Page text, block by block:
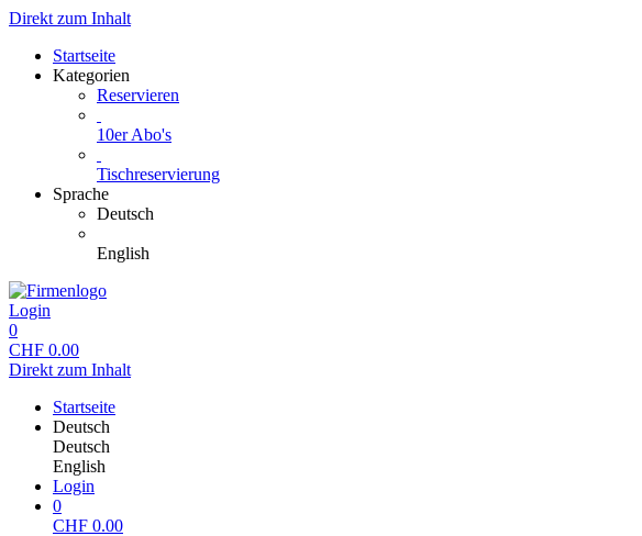
Direkt zum Inhalt
Startseite
Kategorien
Reservieren
10er Abo's
Tischreservierung
Sprache
Deutsch
English
Login
0
CHF 0.00
Direkt zum Inhalt
Startseite
Deutsch
Deutsch
English
Login
0
CHF 0.00